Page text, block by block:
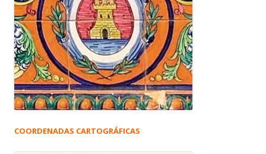
COORDENADAS CARTOGRÁFICAS